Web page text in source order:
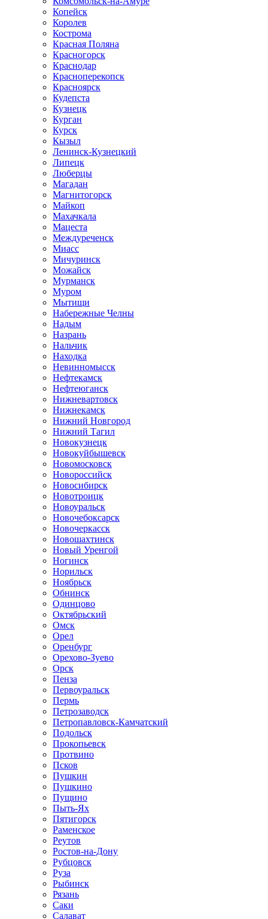
Копейск
Королев
Кострома
Красная Поляна
Красногорск
Краснодар
Красноперекопск
Красноярск
Кудепста
Кузнецк
Курган
Курск
Кызыл
Ленинск-Кузнецкий
Липецк
Люберцы
Магадан
Магнитогорск
Майкоп
Махачкала
Мацеста
Междуреченск
Миасс
Мичуринск
Можайск
Мурманск
Муром
Мытищи
Набережные Челны
Надым
Назрань
Нальчик
Находка
Невинномысск
Нефтекамск
Нефтеюганск
Нижневартовск
Нижнекамск
Нижний Новгород
Нижний Тагил
Новокузнецк
Новокуйбышевск
Новомосковск
Новороссийск
Новосибирск
Новотроицк
Новоуральск
Новочебоксарск
Новочеркасск
Новошахтинск
Новый Уренгой
Ногинск
Норильск
Ноябрьск
Обнинск
Одинцово
Октябрьский
Омск
Орел
Оренбург
Орехово-Зуево
Орск
Пенза
Первоуральск
Пермь
Петрозаводск
Петропавловск-Камчатский
Подольск
Прокопьевск
Протвино
Псков
Пушкин
Пушкино
Пущино
Пыть-Ях
Пятигорск
Раменское
Реутов
Ростов-на-Дону
Рубцовск
Руза
Рыбинск
Рязань
Саки
Салават